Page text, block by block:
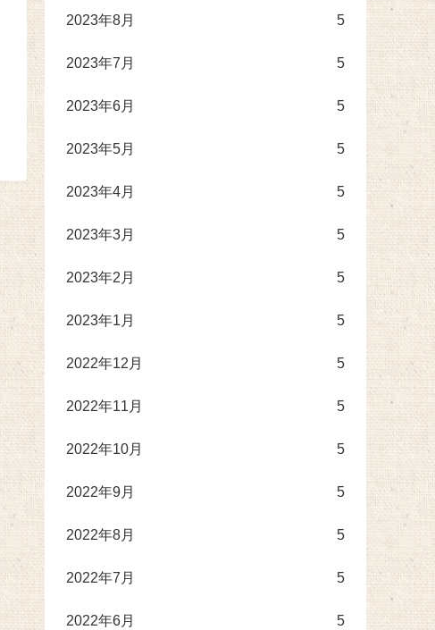
2023年8月 5
2023年7月 5
2023年6月 5
2023年5月 5
2023年4月 5
2023年3月 5
2023年2月 5
2023年1月 5
2022年12月 5
2022年11月 5
2022年10月 5
2022年9月 5
2022年8月 5
2022年7月 5
2022年6月 5